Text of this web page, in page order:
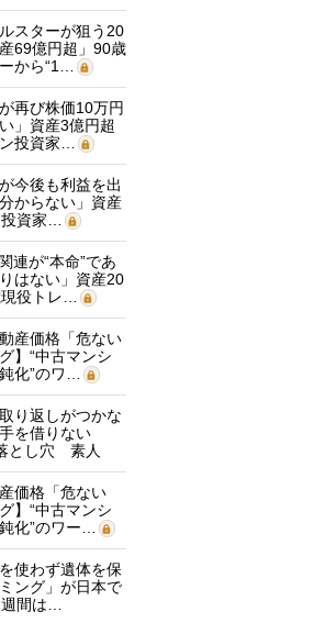
スターが狙う20
69億円超」90歳
から“1…
再び株価10万円
」資産3億円超
投資家…
今後も利益を出
からない」資産
資家…
連が“本命”であ
はない」資産20
役トレ…
産価格「危ない
】“中古マンシ
化”のワ…
り返しがつかな
を借りない
とし穴 素人
価格「危ない
】“中古マンシ
化”のワー…
使わず遺体を保
ング」が日本で
間は…